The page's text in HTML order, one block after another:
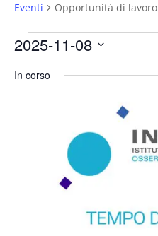
Eventi Opportunità di lavoro
Eventi
for
Novembre
2025-11-08
la
In corso